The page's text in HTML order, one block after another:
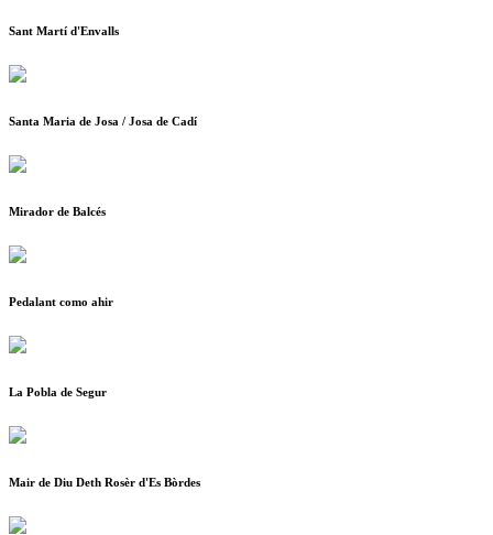
Sant Martí d'Envalls
Santa Maria de Josa / Josa de Cadí
Mirador de Balcés
Pedalant como ahir
La Pobla de Segur
Mair de Diu Deth Rosèr d'Es Bòrdes